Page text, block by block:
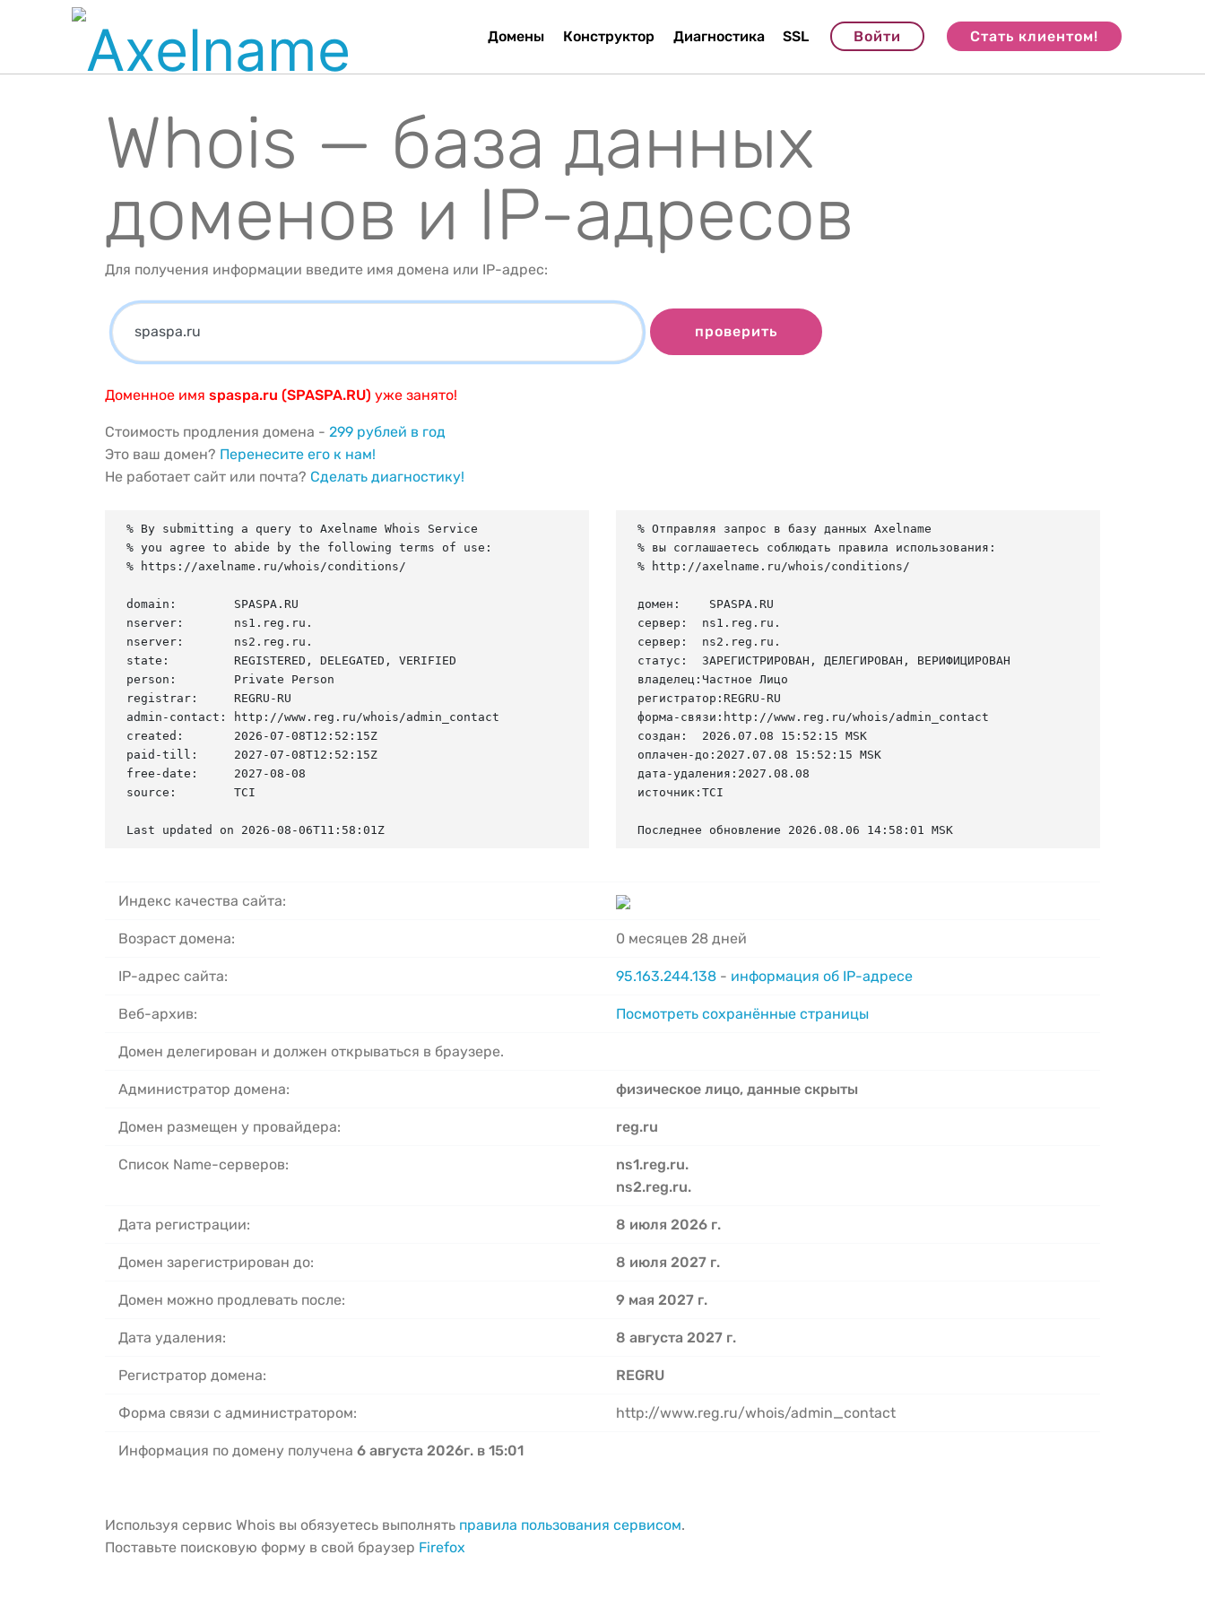
Домены Конструктор Диагностика SSL Войти Стать клиентом!
Whois — база данных
доменов и IP-адресов
Для получения информации введите имя домена или IP-адрес:
проверить
Доменное имя spaspa.ru (SPASPA.RU) уже занято!
Стоимость продления домена - 299 рублей в год
Это ваш домен? Перенесите его к нам!
Не работает сайт или почта? Сделать диагностику!
% By submitting a query to Axelname Whois Service
% you agree to abide by the following terms of use:
% https://axelname.ru/whois/conditions/
domain:        SPASPA.RU
nserver:       ns1.reg.ru.
nserver:       ns2.reg.ru.
state:         REGISTERED, DELEGATED, VERIFIED
person:        Private Person
registrar:     REGRU-RU
admin-contact: http://www.reg.ru/whois/admin_contact
created:       2026-07-08T12:52:15Z
paid-till:     2027-07-08T12:52:15Z
free-date:     2027-08-08
source:        TCI
Last updated on 2026-08-06T11:58:01Z
% Отправляя запрос в базу данных Axelname
% вы соглашаетесь соблюдать правила использования:
% http://axelname.ru/whois/conditions/
домен:    SPASPA.RU
сервер:  ns1.reg.ru.
сервер:  ns2.reg.ru.
статус:  ЗАРЕГИСТРИРОВАН, ДЕЛЕГИРОВАН, ВЕРИФИЦИРОВАН
владелец:Частное Лицо
регистратор:REGRU-RU
форма-связи:http://www.reg.ru/whois/admin_contact
создан:  2026.07.08 15:52:15 MSK
оплачен-до:2027.07.08 15:52:15 MSK
дата-удаления:2027.08.08
источник:TCI
Последнее обновление 2026.08.06 14:58:01 MSK
Индекс качества сайта:
Возраст домена: 0 месяцев 28 дней
IP-адрес сайта: 95.163.244.138 - информация об IP-адресе
Веб-архив: Посмотреть сохранённые страницы
Домен делегирован и должен открываться в браузере.
Администратор домена: физическое лицо, данные скрыты
Домен размещен у провайдера: reg.ru
Список Name-серверов:
ns1.reg.ru.
ns2.reg.ru.
Дата регистрации: 8 июля 2026 г.
Домен зарегистрирован до: 8 июля 2027 г.
Домен можно продлевать после: 9 мая 2027 г.
Дата удаления: 8 августа 2027 г.
Регистратор домена: REGRU
Форма связи с администратором: http://www.reg.ru/whois/admin_contact
Информация по домену получена 6 августа 2026г. в 15:01
Используя сервис Whois вы обязуетесь выполнять правила пользования сервисом.
Поставьте поисковую форму в свой браузер Firefox